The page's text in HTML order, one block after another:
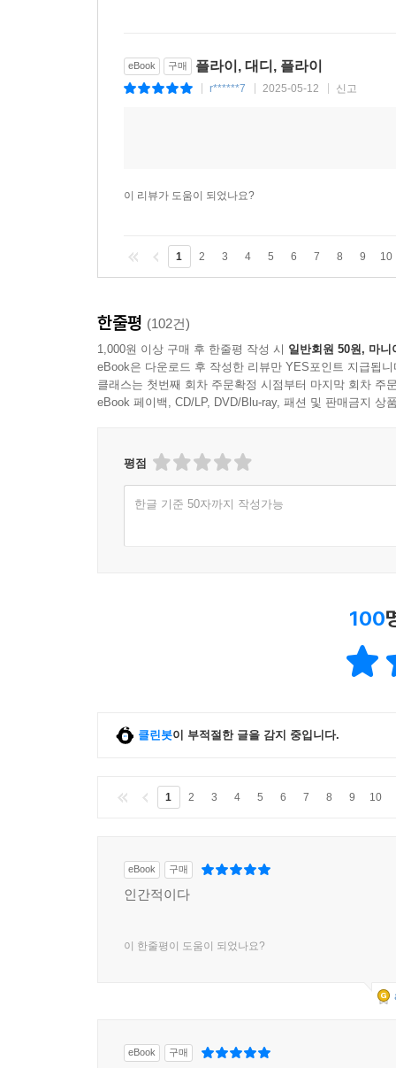
eBook 구매 플라이, 대디, 플라이
r******7 2025-05-12 신고
이 리뷰가 도움이 되었나요?
1 2 3 4 5 6 7 8 9 10
한줄평 (102건)
1,000원 이상 구매 후 한줄평 작성 시 일반회원 50원, 마니
eBook은 다운로드 후 작성한 리뷰만 YES포인트 지급됩니
클래스는 첫번째 회차 주문확정 시점부터 마지막 회차 주
eBook 페이백, CD/LP, DVD/Blu-ray, 패션 및 판매금지 상
평점
한글 기준 50자까지 작성가능
100
클린봇이 부적절한 글을 감지 중입니다.
1 2 3 4 5 6 7 8 9 10
eBook 구매
인간적이다
이 한줄평이 도움이 되었나요?
eBook 구매